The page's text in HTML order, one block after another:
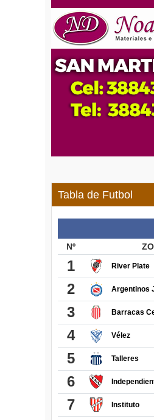
Tabla de Futbol